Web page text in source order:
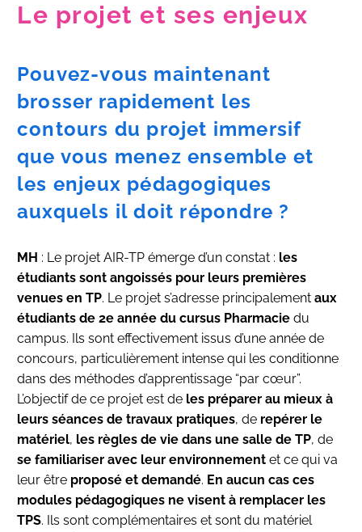
Le projet et ses enjeux
Pouvez-vous maintenant
brosser rapidement les
contours du projet immersif
que vous menez ensemble et
les enjeux pédagogiques
auxquels il doit répondre ?
MH : Le projet AIR-TP émerge d’un constat : les
étudiants sont angoissés pour leurs premières
venues en TP. Le projet s’adresse principalement aux
étudiants de 2e année du cursus Pharmacie du
campus. Ils sont effectivement issus d’une année de
concours, particulièrement intense qui les conditionne
dans des méthodes d’apprentissage “par cœur”.
L’objectif de ce projet est de les préparer au mieux à
leurs séances de travaux pratiques, de repérer le
matériel, les règles de vie dans une salle de TP, de
se familiariser avec leur environnement et ce qui va
leur être proposé et demandé. En aucun cas ces
modules pédagogiques ne visent à remplacer les
TPS. Ils sont complémentaires et sont du matériel